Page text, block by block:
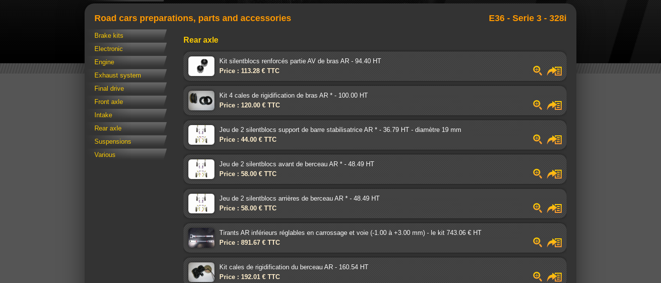
E36 - Serie 3 - 328i
Road cars preparations, parts and accessories
Brake kits
Electronic
Engine
Exhaust system
Final drive
Front axle
Intake
Rear axle
Suspensions
Various
Rear axle
Kit silentblocs renforcés partie AV de bras AR - 94.40 HT
Price : 113.28 € TTC
Kit 4 cales de rigidification de bras AR * - 100.00 HT
Price : 120.00 € TTC
Jeu de 2 silentblocs support de barre stabilisatrice AR * - 36.79 HT - diamètre 19 mm
Price : 44.00 € TTC
Jeu de 2 silentblocs avant de berceau AR * - 48.49 HT
Price : 58.00 € TTC
Jeu de 2 silentblocs arrières de berceau AR * - 48.49 HT
Price : 58.00 € TTC
Tirants AR inférieurs réglables en carrossage et voie (-1.00 à +3.00 mm) - le kit 743.06 € HT
Price : 891.67 € TTC
Kit cales de rigidification du berceau AR - 160.54 HT
Price : 192.01 € TTC